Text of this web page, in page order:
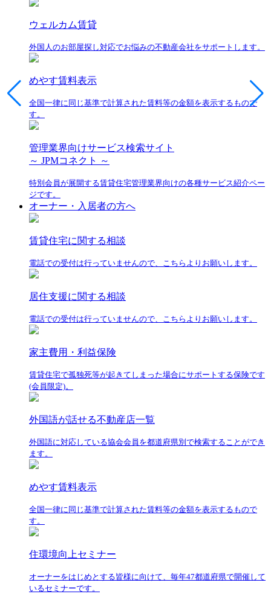
ウェルカム賃貸
外国人のお部屋探し対応でお悩みの不動産会社をサポートします。
めやす賃料表示
全国一律に同じ基準で計算された賃料等の金額を表示するもので
す。
管理業界向けサービス検索サイト
～ JPMコネクト ～
特別会員が展開する賃貸住宅管理業界向けの各種サービス紹介ペー
ジです。
オーナー・入居者の方へ
賃貸住宅に関する相談
電話での受付は行っていませんので、こちらよりお願いします。
居住支援に関する相談
電話での受付は行っていませんので、こちらよりお願いします。
家主費用・利益保険
賃貸住宅で孤独死等が起きてしまった場合にサポートする保険です
(会員限定)。
外国語が話せる不動産店一覧
外国語に対応している協会会員を都道府県別で検索することができ
ます。
めやす賃料表示
全国一律に同じ基準で計算された賃料等の金額を表示するもので
す。
住環境向上セミナー
オーナーをはじめとする皆様に向けて、毎年47都道府県で開催して
いるセミナーです。